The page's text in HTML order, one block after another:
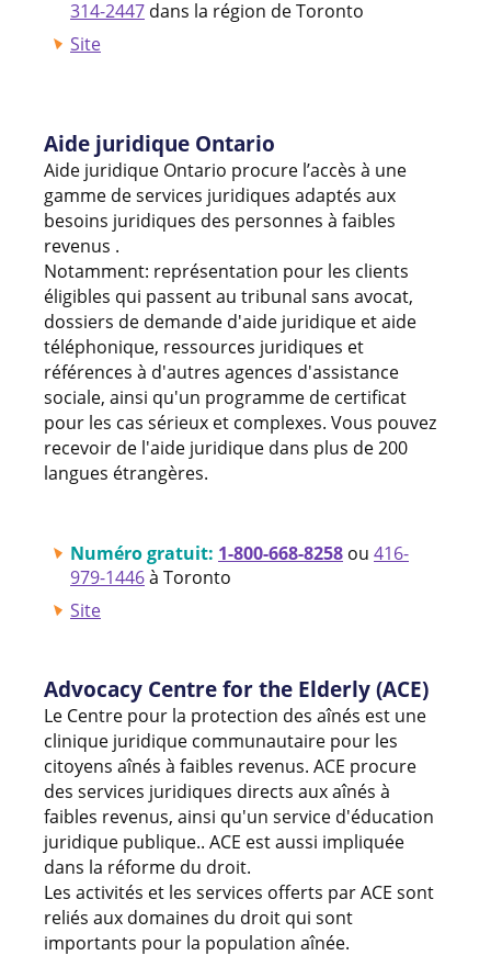
314-2447 dans la région de Toronto
Site
Aide juridique Ontario
Aide juridique Ontario procure l’accès à une
gamme de services juridiques adaptés aux
besoins juridiques des personnes à faibles
revenus .
Notamment: représentation pour les clients
éligibles qui passent au tribunal sans avocat,
dossiers de demande d'aide juridique et aide
téléphonique, ressources juridiques et
références à d'autres agences d'assistance
sociale, ainsi qu'un programme de certificat
pour les cas sérieux et complexes. Vous pouvez
recevoir de l'aide juridique dans plus de 200
langues étrangères.
Numéro gratuit: 1-800-668-8258 ou 416-
979-1446à Toronto
Site
Advocacy Centre for the Elderly (ACE)
Le Centre pour la protection des aînés est une
clinique juridique communautaire pour les
citoyens aînés à faibles revenus. ACE procure
des services juridiques directs aux aînés à
faibles revenus, ainsi qu'un service d'éducation
juridique publique.. ACE est aussi impliquée
dans la réforme du droit.
Les activités et les services offerts par ACE sont
reliés aux domaines du droit qui sont
importants pour la population aînée.